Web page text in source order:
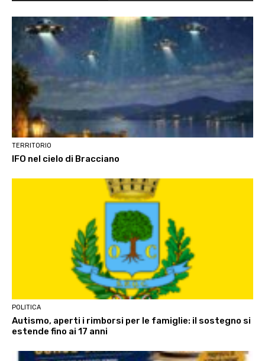
TERRITORIO
IFO nel cielo di Bracciano
POLITICA
Autismo, aperti i rimborsi per le famiglie: il sostegno si
estende fino ai 17 anni